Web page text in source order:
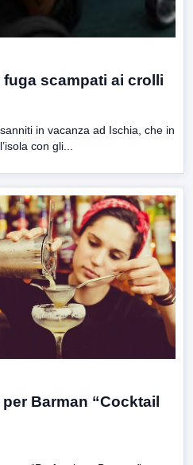
scampati ai crolli
in vacanza ad Ischia, che in
con gli...
Barman “Cocktail